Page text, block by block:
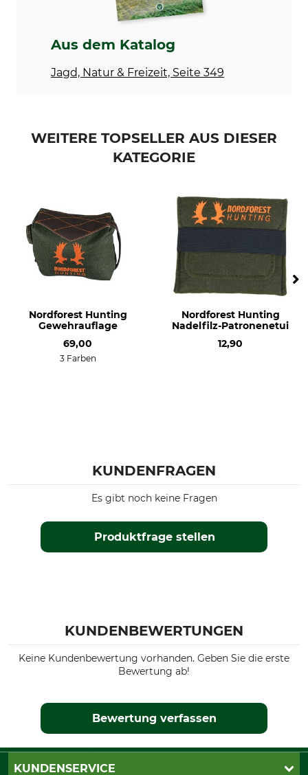
Aus dem Katalog
Jagd, Natur & Freizeit, Seite 349
WEITERE TOPSELLER AUS DIESER
KATEGORIE
Nordforest Hunting
Gewehrauflage
69,00
3 Farben
Nordforest Hunting
Nadelfilz-Patronenetui
12,90
KUNDENFRAGEN
Produktfrage stellen
Es gibt noch keine Fragen
KUNDENBEWERTUNGEN
Keine Kundenbewertung vorhanden. Geben Sie die erste
Bewertung ab!
Bewertung verfassen
KUNDENSERVICE